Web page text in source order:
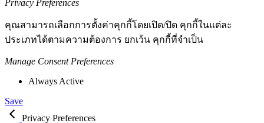
Privacy Preferences
คุณสามารถเลือกการตั้งค่าคุกกี้โดยเปิด/ปิด คุกกี้ในแต่ละ
ประเภทได้ตามความต้องการ ยกเว้น คุกกี้ที่จำเป็น
Manage Consent Preferences
Always Active
Save
Privacy Preferences